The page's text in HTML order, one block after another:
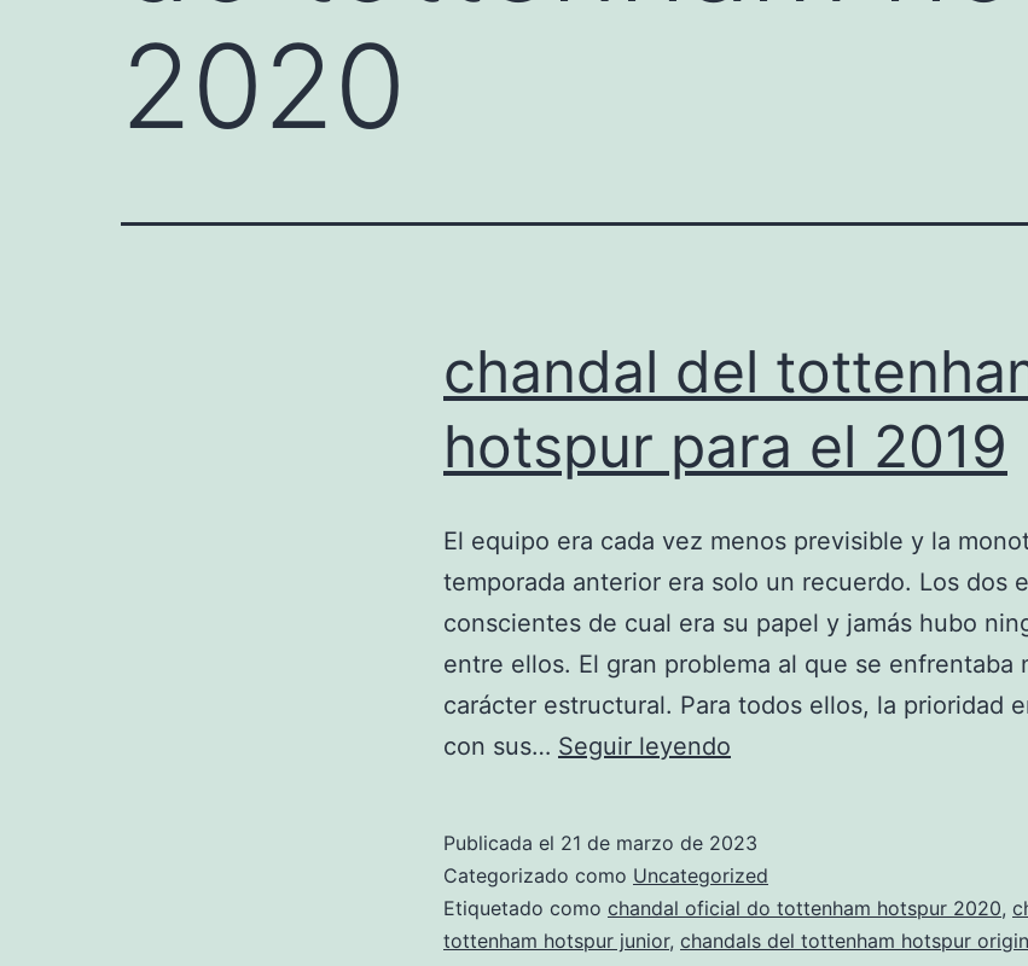
2020
chandal del
hotspur para el 2019
El equipo era cada vez menos previsible y la
temporada anterior era solo un recuerdo. Los dos
conscientes de cual era su papel y jamás hubo
entre ellos. El gran problema al que se enfrentaba
carácter estructural. Para todos ellos, la prioridad
con sus… Seguir leyendo
hotspur
para
el
Publicada el 21 de marzo de 2023
Categorizado como Uncategorized
Etiquetado como chandal oficial do tottenham hotspur 2020,
tottenham hotspur junior, chandals del tottenham hotspur